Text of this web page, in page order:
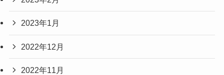
2023年1月
2022年12月
2022年11月